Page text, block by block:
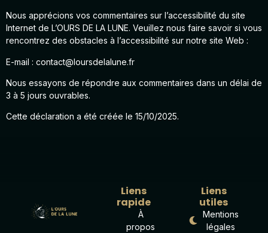
Nous apprécions vos commentaires sur l’accessibilité du site
Internet de L’OURS DE LA LUNE. Veuillez nous faire savoir si vous
rencontrez des obstacles à l’accessibilité sur notre site Web :
E-mail : contact@loursdelalune.fr
Nous essayons de répondre aux commentaires dans un délai de
3 à 5 jours ouvrables.
Cette déclaration a été créée le 15/10/2025.
Liens
rapide
À
propos
Liens
utiles
Mentions
légales